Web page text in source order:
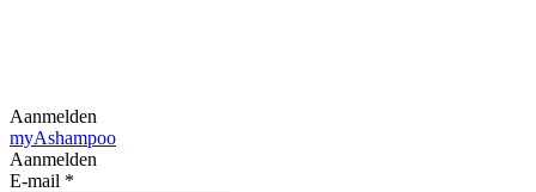
Aanmelden
myAshampoo
Aanmelden
E-mail *